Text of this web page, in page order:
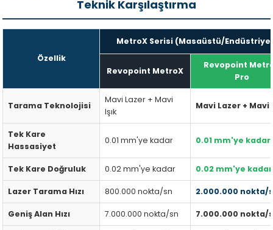
Teknik Karşılaştırma
Özellik
MetroX Serisi (Masaüstü/
Revopoint MetroX
Revopoint
Pro
Tarama Teknolojisi
Mavi Lazer + Mavi
Işık
Mavi Lazer + Mavi
Tek Kare
Hassasiyet
0.01 mm'ye kadar 0.01 mm'ye kadar
Tek Kare Doğruluk 0.02 mm'ye kadar 0.02 mm'ye kadar
Lazer Tarama Hızı 800.000 nokta/sn 2.000.000 nokta/
Geniş Alan Hızı 7.000.000 nokta/sn 7.000.000 nokta/